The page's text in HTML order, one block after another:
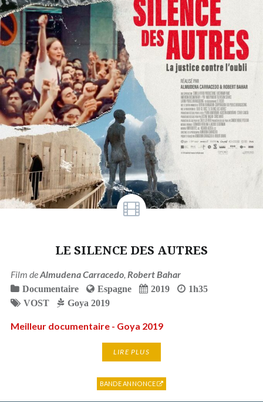
LE SILENCE DES AUTRES
Film deAlmudena Carracedo, Robert Bahar
Documentaire Espagne 2019
1h35
VOST
Goya 2019
Meilleur documentaire - Goya 2019
LIRE PLUS
BANDE ANNONCE